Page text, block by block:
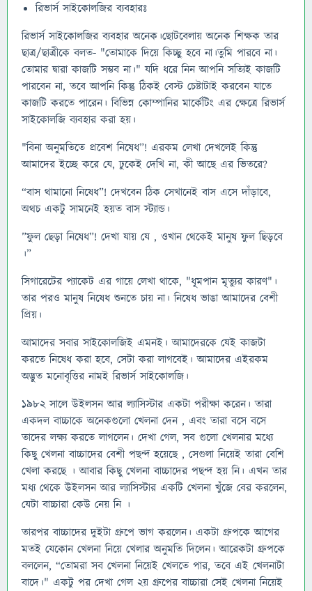
রিভার্স সাইকোলজির ব্যবহারঃ
রিভার্স সাইকোলজির ব্যবহার অনেক।ছোটবেলায় অনেক শিক্ষক তার
ছাত্র/ছাত্রীকে বলত- "তোমাকে দিয়ে কিচ্ছু হবে না।তুমি পারবে না।
তোমার দ্বারা কাজটি সম্ভব না।" যদি ধরে নিন আপনি সত্যিই কাজটি
পারবেন না, তবে আপনি কিন্তু ঠিকই বেস্ট চেষ্টাটাই করবেন যাতে
কাজটি করতে পারেন। বিভিন্ন কোম্পানির মার্কেটিং এর ক্ষেত্রে রিভার্স
সাইকোলজি ব্যবহার করা হয়।
"বিনা অনুমতিতে প্রবেশ নিষেধ”! এরকম লেখা দেখলেই কিন্তু
আমাদের ইচ্ছে করে যে, ঢুকেই দেখি না, কী আছে এর ভিতরে?
“বাস থামানো নিষেধ”! দেখবেন ঠিক সেখানেই বাস এসে দাঁড়াবে,
অথচ একটু সামনেই হয়ত বাস স্ট্যান্ড।
”ফুল ছেড়া নিষেধ”! দেখা যায় যে , ওখান থেকেই মানুষ ফুল ছিড়বে
।”
সিগারেটের প্যাকেট এর গায়ে লেখা থাকে, "ধূমপান মৃত্যুর কারণ"।
তার পরও মানুষ নিষেধ শুনতে চায় না। নিষেধ ভাঙা আমাদের বেশী
প্রিয়।
আমাদের সবার সাইকোলজিই এমনই। আমাদেরকে যেই কাজটা
করতে নিষেধ করা হবে, সেটা করা লাগবেই। আমাদের এইরকম
অদ্ভুত মনোবৃত্তির নামই রিভার্স সাইকোলজি।
১৯৮২ সালে উইলসন আর ল্যাসিস্টার একটা পরীক্ষা করেন। তারা
একদল বাচ্চাকে অনেকগুলো খেলনা দেন , এবং তারা বসে বসে
তাদের লক্ষ্য করতে লাগলেন। দেখা গেল, সব গুলো খেলনার মধ্যে
কিছু খেলনা বাচ্চাদের বেশী পছন্দ হয়েছে , সেগুলা নিয়েই তারা বেশি
খেলা করছে । আবার কিছু খেলনা বাচ্চাদের পছন্দ হয় নি। এখন তার
মধ্য থেকে উইলসন আর ল্যাসিস্টার একটি খেলনা খুঁজে বের করলেন,
যেটা বাচ্চারা কেউ নেয় নি ।
তারপর বাচ্চাদের দুইটা গ্রুপে ভাগ করলেন। একটা গ্রুপকে আগের
মতই যেকোন খেলনা নিয়ে খেলার অনুমতি দিলেন। আরেকটা গ্রুপকে
বললেন, “তোমরা সব খেলনা নিয়েই খেলতে পার, তবে এই খেলনাটা
বাদে।" একটু পর দেখা গেল ২য় গ্রুপের বাচ্চারা সেই খেলনা নিয়েই